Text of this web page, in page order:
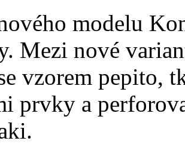
modelu
Mezi nové
vzorem pepito,
prvky a